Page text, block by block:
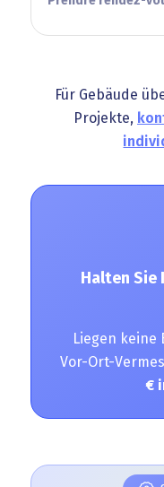
Für Gebäude
Projekte,
Halten Sie
Liegen keine
Vor-Ort-
€